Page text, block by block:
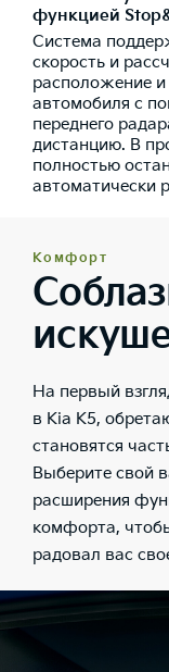
функцией
Система
скорость и
расположение и
автомобиля с
переднего
дистанцию. В
полностью
автоматически
Комфорт
На первый
в Kia K5,
становятся
Выберите свой
расширения
комфорта,
радовал вас